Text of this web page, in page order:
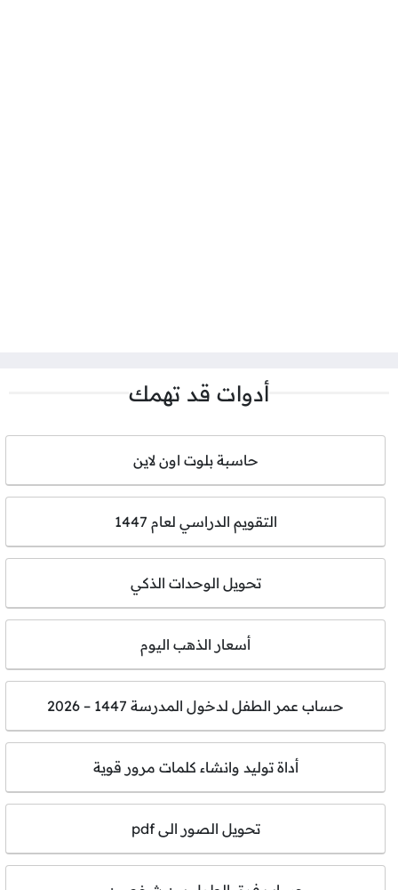
أدوات قد تهمك
حاسبة بلوت اون لاين
التقويم الدراسي لعام 1447
تحويل الوحدات الذكي
أسعار الذهب اليوم
حساب عمر الطفل لدخول المدرسة 1447 – 2026
أداة توليد وانشاء كلمات مرور قوية
تحويل الصور الى pdf